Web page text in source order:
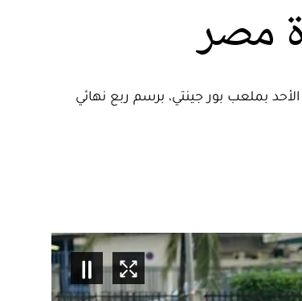
مصر
بملعب بور جينتي، برسم ربع نهائي